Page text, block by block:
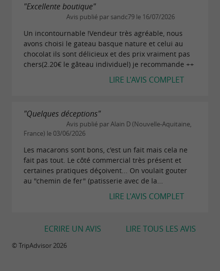
"Excellente boutique"
Avis publié par sandc79 le 16/07/2026
Un incontournable !Vendeur très agréable, nous
avons choisi le gateau basque nature et celui au
chocolat ils sont délicieux et des prix vraiment pas
chers(2.20€ le gâteau individuel) je recommande ++
LIRE L'AVIS COMPLET
"Quelques déceptions"
Avis publié par Alain D (Nouvelle-Aquitaine,
France) le 03/06/2026
Les macarons sont bons, c'est un fait mais cela ne
fait pas tout. Le côté commercial très présent et
certaines pratiques déçoivent... On voulait gouter
au "chemin de fer" (patisserie avec de la...
LIRE L'AVIS COMPLET
LIRE TOUS LES AVIS
ECRIRE UN AVIS
© TripAdvisor 2026